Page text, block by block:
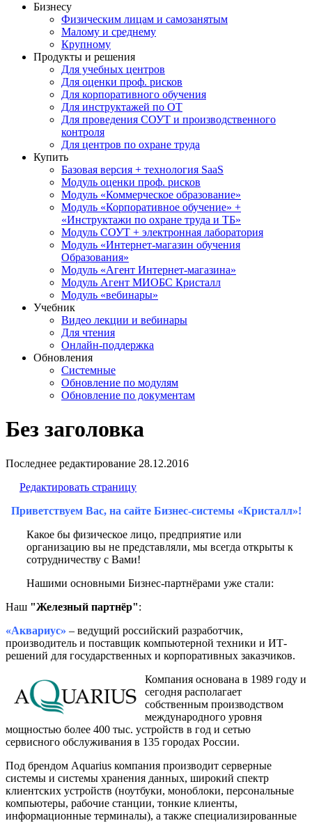
Бизнесу
Физическим лицам и самозанятым
Малому и среднему
Крупному
Продукты и решения
Для учебных центров
Для оценки проф. рисков
Для корпоративного обучения
Для инструктажей по ОТ
Для проведения СОУТ и производственного
контроля
Для центров по охране труда
Купить
Базовая версия + технология SaaS
Модуль оценки проф. рисков
Модуль «Коммерческое образование»
Модуль «Корпоративное обучение» +
«Инструктажи по охране труда и ТБ»
Модуль СОУТ + электронная лаборатория
Модуль «Интернет-магазин обучения
Образования»
Модуль «Агент Интернет-магазина»
Модуль Агент МИОБС Кристалл
Модуль «вебинары»
Учебник
Видео лекции и вебинары
Для чтения
Онлайн-поддержка
Обновления
Системные
Обновление по модулям
Обновление по документам
Без заголовка
Последнее редактирование 28.12.2016
Редактировать страницу
Приветствуем Вас, на сайте Бизнес-системы «Кристалл»!
Какое бы физическое лицо, предприятие или
организацию вы не представляли, мы всегда открыты к
сотрудничеству с Вами!
Нашими основными Бизнес-партнёрами уже стали:
Наш "Железный партнёр":
«Аквариус» – ведущий российский разработчик,
производитель и поставщик компьютерной техники и ИТ-
решений для государственных и корпоративных заказчиков.
Компания основана в 1989 году и
сегодня располагает
собственным производством
международного уровня
мощностью более 400 тыс. устройств в год и сетью
сервисного обслуживания в 135 городах России.
Под брендом Aquarius компания производит серверные
системы и системы хранения данных, широкий спектр
клиентских устройств (ноутбуки, моноблоки, персональные
компьютеры, рабочие станции, тонкие клиенты,
информационные терминалы), а также специализированные